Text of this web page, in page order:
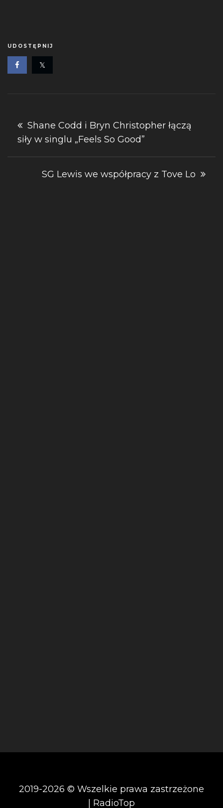
UDOSTĘPNIJ
Nawigacja
wpisu
Shane Codd i Bryn Christopher łączą
siły w singlu „Feels So Good”
SG Lewis we współpracy z Tove Lo
2019-2026 © Wszelkie prawa zastrzeżone
| RadioTop